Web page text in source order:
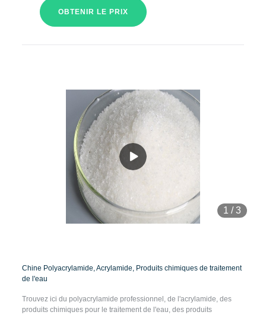
OBTENIR LE PRIX
1 /3
Chine Polyacrylamide, Acrylamide, Produits chimiques de traitement
de l'eau
Trouvez ici du polyacrylamide professionnel, de l'acrylamide, des
produits chimiques pour le traitement de l'eau, des produits